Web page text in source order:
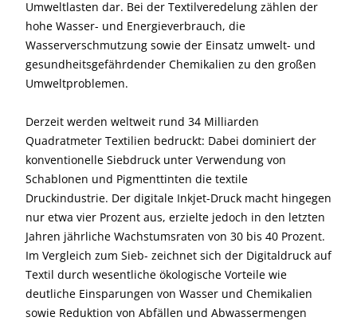
Umweltlasten dar. Bei der Textilveredelung zählen der
hohe Wasser- und Energieverbrauch, die
Wasserverschmutzung sowie der Einsatz umwelt- und
gesundheitsgefährdender Chemikalien zu den großen
Umweltproblemen.
Derzeit werden weltweit rund 34 Milliarden
Quadratmeter Textilien bedruckt: Dabei dominiert der
konventionelle Siebdruck unter Verwendung von
Schablonen und Pigmenttinten die textile
Druckindustrie. Der digitale Inkjet-Druck macht hingegen
nur etwa vier Prozent aus, erzielte jedoch in den letzten
Jahren jährliche Wachstumsraten von 30 bis 40 Prozent.
Im Vergleich zum Sieb- zeichnet sich der Digitaldruck auf
Textil durch wesentliche ökologische Vorteile wie
deutliche Einsparungen von Wasser und Chemikalien
sowie Reduktion von Abfällen und Abwassermengen